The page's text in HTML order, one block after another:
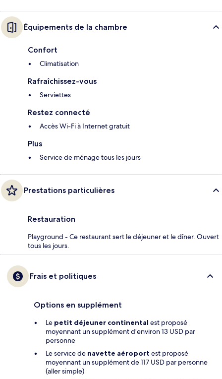
Équipements de la chambre
Confort
Climatisation
Rafraîchissez-vous
Serviettes
Restez connecté
Accès Wi-Fi à Internet gratuit
Plus
Service de ménage tous les jours
Prestations particulières
Restauration
Playground - Ce restaurant sert le déjeuner et le dîner. Ouvert
tous les jours.
Frais et politiques
Options en supplément
Le petit déjeuner continental est proposé
moyennant un supplément d’environ 13 USD par
personne
Le service de navette aéroport est proposé
moyennant un supplément de 117 USD par personne
(aller simple)